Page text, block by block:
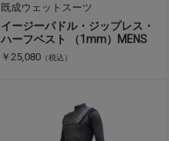
既成ウェットスーツ
イージーパドル・ジップレス・
ハーフベスト （1mm）MENS
￥25,080 （税込）